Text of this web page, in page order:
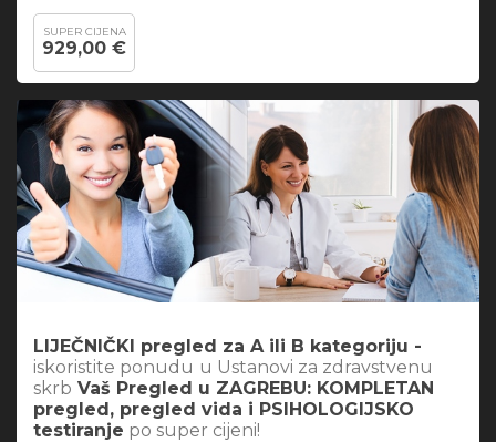
SUPER CIJENA
929,00 €
LIJEČNIČKI pregled za A ili B kategoriju -
iskoristite ponudu u Ustanovi za zdravstvenu
skrb Vaš Pregled u ZAGREBU: KOMPLETAN
pregled, pregled vida i PSIHOLOGIJSKO
testiranje po super cijeni!